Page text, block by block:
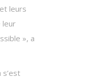
leurs
leur
», a
s’est